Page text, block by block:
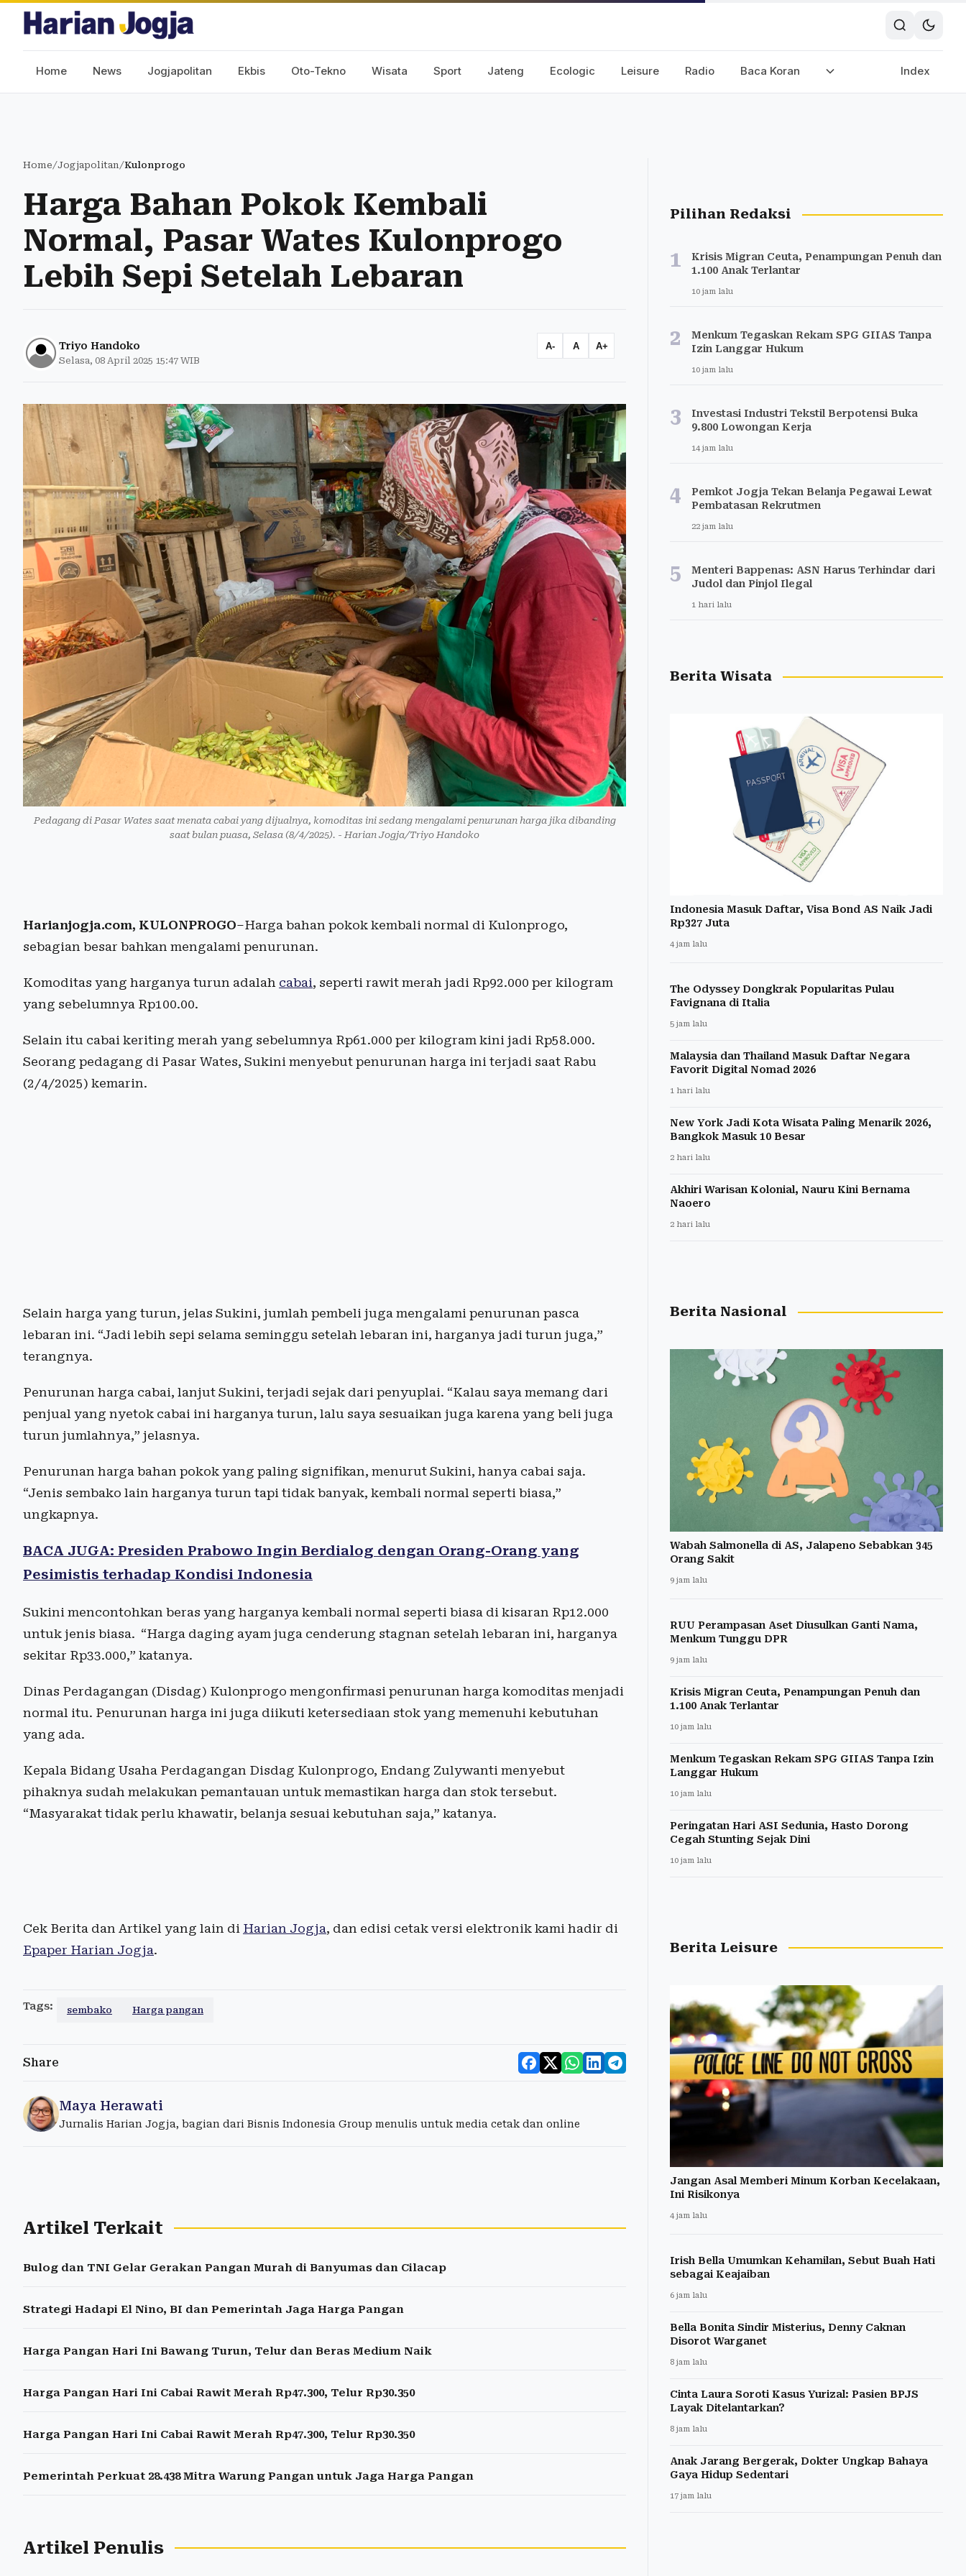
Home News Jogjapolitan Ekbis Oto-Tekno Wisata Sport Jateng Ecologic Leisure Radio Baca Koran Index
Home/Jogjapolitan/Kulonprogo
Harga Bahan Pokok Kembali
Normal, Pasar Wates Kulonprogo
Lebih Sepi Setelah Lebaran
Triyo Handoko
Selasa, 08 April 2025 15:47 WIB
A- A A+
Pedagang di Pasar Wates saat menata cabai yang dijualnya, komoditas ini sedang mengalami penurunan harga jika dibanding
saat bulan puasa, Selasa (8/4/2025). - Harian Jogja/Triyo Handoko
Harianjogja.com, KULONPROGO–Harga bahan pokok kembali normal di Kulonprogo,
sebagian besar bahkan mengalami penurunan.
Komoditas yang harganya turun adalah cabai, seperti rawit merah jadi Rp92.000 per kilogram
yang sebelumnya Rp100.00.
Selain itu cabai keriting merah yang sebelumnya Rp61.000 per kilogram kini jadi Rp58.000.
Seorang pedagang di Pasar Wates, Sukini menyebut penurunan harga ini terjadi saat Rabu
(2/4/2025) kemarin.
Selain harga yang turun, jelas Sukini, jumlah pembeli juga mengalami penurunan pasca
lebaran ini. “Jadi lebih sepi selama seminggu setelah lebaran ini, harganya jadi turun juga,”
terangnya.
Penurunan harga cabai, lanjut Sukini, terjadi sejak dari penyuplai. “Kalau saya memang dari
penjual yang nyetok cabai ini harganya turun, lalu saya sesuaikan juga karena yang beli juga
turun jumlahnya,” jelasnya.
Penurunan harga bahan pokok yang paling signifikan, menurut Sukini, hanya cabai saja.
“Jenis sembako lain harganya turun tapi tidak banyak, kembali normal seperti biasa,”
ungkapnya.
BACA JUGA: Presiden Prabowo Ingin Berdialog dengan Orang-Orang yang
Pesimistis terhadap Kondisi Indonesia
Sukini mencontohkan beras yang harganya kembali normal seperti biasa di kisaran Rp12.000
untuk jenis biasa. “Harga daging ayam juga cenderung stagnan setelah lebaran ini, harganya
sekitar Rp33.000,” katanya.
Dinas Perdagangan (Disdag) Kulonprogo mengonfirmasi penurunan harga komoditas menjadi
normal itu. Penurunan harga ini juga diikuti ketersediaan stok yang memenuhi kebutuhan
yang ada.
Kepala Bidang Usaha Perdagangan Disdag Kulonprogo, Endang Zulywanti menyebut
pihaknya sudah melakukan pemantauan untuk memastikan harga dan stok tersebut.
“Masyarakat tidak perlu khawatir, belanja sesuai kebutuhan saja,” katanya.
Cek Berita dan Artikel yang lain di Harian Jogja, dan edisi cetak versi elektronik kami hadir di
Epaper Harian Jogja.
Tags: sembako Harga pangan
Share
Maya Herawati
Jurnalis Harian Jogja, bagian dari Bisnis Indonesia Group menulis untuk media cetak dan online
Artikel Terkait
Bulog dan TNI Gelar Gerakan Pangan Murah di Banyumas dan Cilacap
Strategi Hadapi El Nino, BI dan Pemerintah Jaga Harga Pangan
Harga Pangan Hari Ini Bawang Turun, Telur dan Beras Medium Naik
Harga Pangan Hari Ini Cabai Rawit Merah Rp47.300, Telur Rp30.350
Harga Pangan Hari Ini Cabai Rawit Merah Rp47.300, Telur Rp30.350
Pemerintah Perkuat 28.438 Mitra Warung Pangan untuk Jaga Harga Pangan
Artikel Penulis
Pilihan Redaksi
1
Krisis Migran Ceuta, Penampungan Penuh dan
1.100 Anak Terlantar
10 jam lalu
2
Menkum Tegaskan Rekam SPG GIIAS Tanpa
Izin Langgar Hukum
10 jam lalu
3
Investasi Industri Tekstil Berpotensi Buka
9.800 Lowongan Kerja
14 jam lalu
4
Pemkot Jogja Tekan Belanja Pegawai Lewat
Pembatasan Rekrutmen
22 jam lalu
5
Menteri Bappenas: ASN Harus Terhindar dari
Judol dan Pinjol Ilegal
1 hari lalu
Berita Wisata
Indonesia Masuk Daftar, Visa Bond AS Naik Jadi
Rp327 Juta
4 jam lalu
The Odyssey Dongkrak Popularitas Pulau
Favignana di Italia
5 jam lalu
Malaysia dan Thailand Masuk Daftar Negara
Favorit Digital Nomad 2026
1 hari lalu
New York Jadi Kota Wisata Paling Menarik 2026,
Bangkok Masuk 10 Besar
2 hari lalu
Akhiri Warisan Kolonial, Nauru Kini Bernama
Naoero
2 hari lalu
Berita Nasional
Wabah Salmonella di AS, Jalapeno Sebabkan 345
Orang Sakit
9 jam lalu
RUU Perampasan Aset Diusulkan Ganti Nama,
Menkum Tunggu DPR
9 jam lalu
Krisis Migran Ceuta, Penampungan Penuh dan
1.100 Anak Terlantar
10 jam lalu
Menkum Tegaskan Rekam SPG GIIAS Tanpa Izin
Langgar Hukum
10 jam lalu
Peringatan Hari ASI Sedunia, Hasto Dorong
Cegah Stunting Sejak Dini
10 jam lalu
Berita Leisure
Jangan Asal Memberi Minum Korban Kecelakaan,
Ini Risikonya
4 jam lalu
Irish Bella Umumkan Kehamilan, Sebut Buah Hati
sebagai Keajaiban
6 jam lalu
Bella Bonita Sindir Misterius, Denny Caknan
Disorot Warganet
8 jam lalu
Cinta Laura Soroti Kasus Yurizal: Pasien BPJS
Layak Ditelantarkan?
8 jam lalu
Anak Jarang Bergerak, Dokter Ungkap Bahaya
Gaya Hidup Sedentari
17 jam lalu